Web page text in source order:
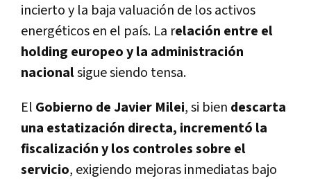
incierto y la baja valuación de los activos
energéticos en el país. La relación entre el
holding europeo y la administración
nacionalsigue siendo tensa.
El Gobierno de Javier Milei, si bien descarta
una estatización directa, incrementó la
fiscalización y los controles sobre el
servicio, exigiendo mejoras inmediatas bajo